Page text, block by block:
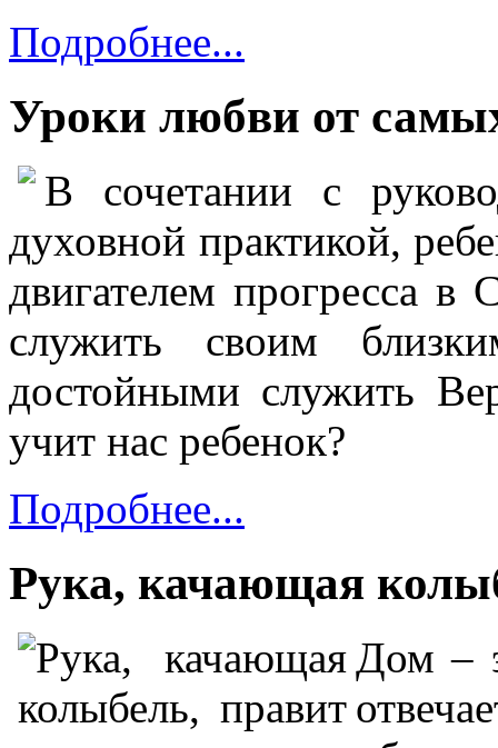
Подробнее...
Уроки любви от
В сочетании с
духовной практикой,
двигателем прогресса
служить своим
достойными служить
учит нас ребенок?
Подробнее...
Рука, качающая
Дом –